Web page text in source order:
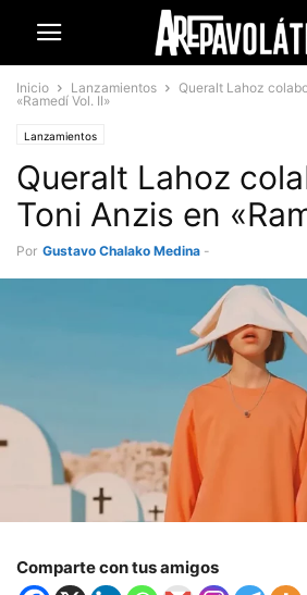
Inicio Lanzamientos
Queralt Lahoz
«Ramedí Vol. II»
Lanzamientos
Queralt Lahoz
Toni Anzis en
Por Gustavo Chalako Medina -
Comparte con tus amigos